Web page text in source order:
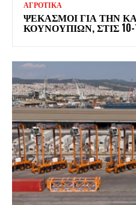
ΑΓΡΟΤΙΚΑ
ΨΕΚΑΣΜΟΊ ΓΙΑ ΤΗΝ
ΚΟΥΝΟΥΠΙΏΝ, ΣΤΙΣ